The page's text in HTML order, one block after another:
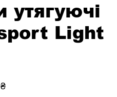
утягуючі
Light
Спеццена